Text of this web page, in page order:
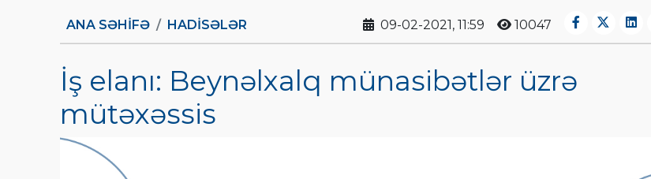
ANA SƏHIFƏ HADİSƏLƏR 09-02-2021, 11:59 10047
İş elanı: Beynəlxalq münasibətlər üzrə
mütəxəssis